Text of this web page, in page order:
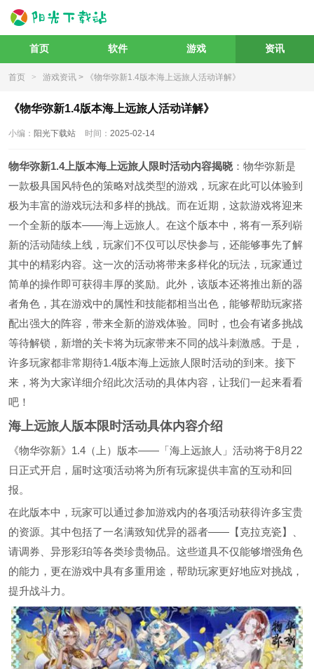
首页 软件 游戏 资讯
首页 > 游戏资讯 > 《物华弥新1.4版本海上远旅人活动详解》
《物华弥新1.4版本海上远旅人活动详解》
小编： 阳光下载站 时间： 2025-02-14
物华弥新1.4上版本海上远旅人限时活动内容揭晓：物华弥新是
一款极具国风特色的策略对战类型的游戏，玩家在此可以体验到
极为丰富的游戏玩法和多样的挑战。而在近期，这款游戏将迎来
一个全新的版本——海上远旅人。在这个版本中，将有一系列崭
新的活动陆续上线，玩家们不仅可以尽快参与，还能够事先了解
其中的精彩内容。这一次的活动将带来多样化的玩法，玩家通过
简单的操作即可获得丰厚的奖励。此外，该版本还将推出新的器
者角色，其在游戏中的属性和技能都相当出色，能够帮助玩家搭
配出强大的阵容，带来全新的游戏体验。同时，也会有诸多挑战
等待解锁，新增的关卡将为玩家带来不同的战斗刺激感。于是，
许多玩家都非常期待1.4版本海上远旅人限时活动的到来。接下
来，将为大家详细介绍此次活动的具体内容，让我们一起来看看
吧！
海上远旅人版本限时活动具体内容介绍
《物华弥新》1.4（上）版本——「海上远旅人」活动将于8月22
日正式开启，届时这项活动将为所有玩家提供丰富的互动和回
报。
在此版本中，玩家可以通过参加游戏内的各项活动获得许多宝贵
的资源。其中包括了一名满致知优异的器者——【克拉克瓷】、
请调券、异形彩珀等各类珍贵物品。这些道具不仅能够增强角色
的能力，更在游戏中具有多重用途，帮助玩家更好地应对挑战，
提升战斗力。